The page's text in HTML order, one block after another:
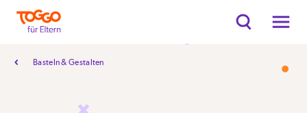
Basteln & Gestalten